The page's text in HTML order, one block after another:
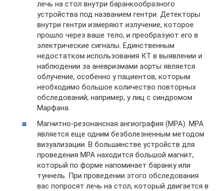
лечь на стол внутри баранкообразного
устройства под названием гентри. Детекторы
внутри гентри измеряют излучение, которое
прошло через ваше тело, и преобразуют его в
электрические сигналы. Единственным
недостатком использования КТ в выявлении и
наблюдении за аневризмами аорты является
облучение, особенно у пациентов, которым
необходимо большое количество повторных
обследований, например, у лиц с синдромом
Марфана.
Магнитно-резонансная ангиография (МРА). МРА
является еще одним безболезненным методом
визуализации. В большинстве устройств для
проведения МРА находится большой магнит,
который по форме напоминает баранку или
туннель. При проведении этого обследования
вас попросят лечь на стол, который двигается в